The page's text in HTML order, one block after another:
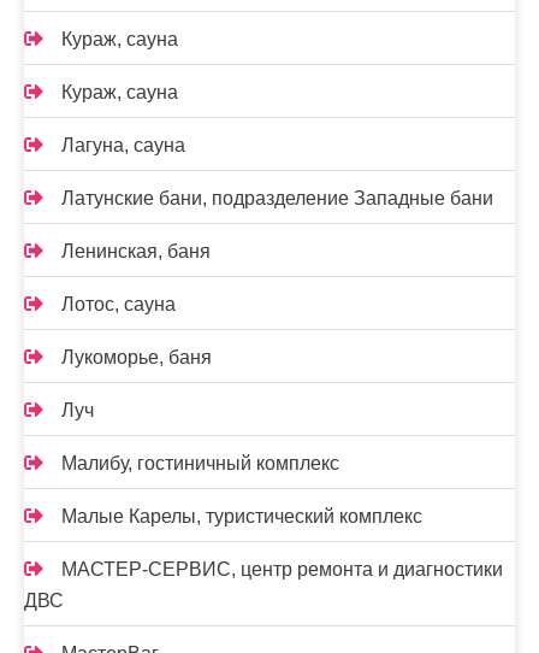
Кураж, сауна
Кураж, сауна
Лагуна, сауна
Латунские бани, подразделение Западные бани
Ленинская, баня
Лотос, сауна
Лукоморье, баня
Луч
Малибу, гостиничный комплекс
Малые Карелы, туристический комплекс
МАСТЕР-СЕРВИС, центр ремонта и диагностики
ДВС